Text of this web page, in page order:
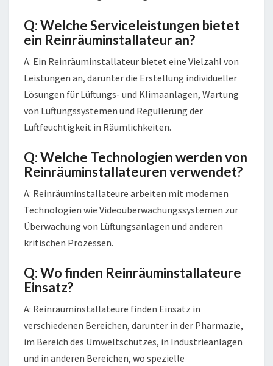
Q: Welche Serviceleistungen bietet
ein Reinräuminstallateur an?
A: Ein Reinräuminstallateur bietet eine Vielzahl von
Leistungen an, darunter die Erstellung individueller
Lösungen für Lüftungs- und Klimaanlagen, Wartung
von Lüftungssystemen und Regulierung der
Luftfeuchtigkeit in Räumlichkeiten.
Q: Welche Technologien werden von
Reinräuminstallateuren verwendet?
A: Reinräuminstallateure arbeiten mit modernen
Technologien wie Videoüberwachungssystemen zur
Überwachung von Lüftungsanlagen und anderen
kritischen Prozessen.
Q: Wo finden Reinräuminstallateure
Einsatz?
A: Reinräuminstallateure finden Einsatz in
verschiedenen Bereichen, darunter in der Pharmazie,
im Bereich des Umweltschutzes, in Industrieanlagen
und in anderen Bereichen, wo spezielle